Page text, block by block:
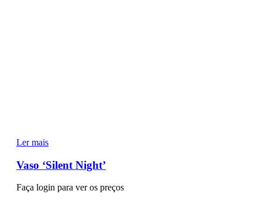
Ler mais
Vaso ‘Silent Night’
Faça login para ver os preços